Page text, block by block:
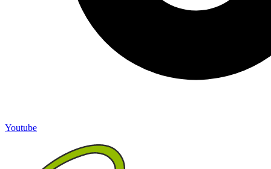
Youtube